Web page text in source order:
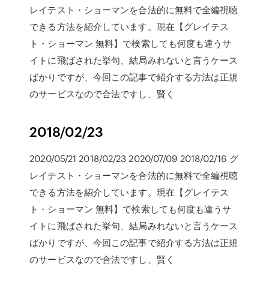
レイテスト・ショーマンを合法的に無料で全編視聴
できる方法を紹介しています。現在【グレイテス
ト・ショーマン 無料】で検索しても何度も違うサ
イトに飛ばされた挙句、結局みれないと言うケース
ばかりですが、今回この記事で紹介する方法は正規
のサービスなので合法ですし、賢く
2018/02/23
2020/05/21 2018/02/23 2020/07/09 2018/02/16 グ
レイテスト・ショーマンを合法的に無料で全編視聴
できる方法を紹介しています。現在【グレイテス
ト・ショーマン 無料】で検索しても何度も違うサ
イトに飛ばされた挙句、結局みれないと言うケース
ばかりですが、今回この記事で紹介する方法は正規
のサービスなので合法ですし、賢く